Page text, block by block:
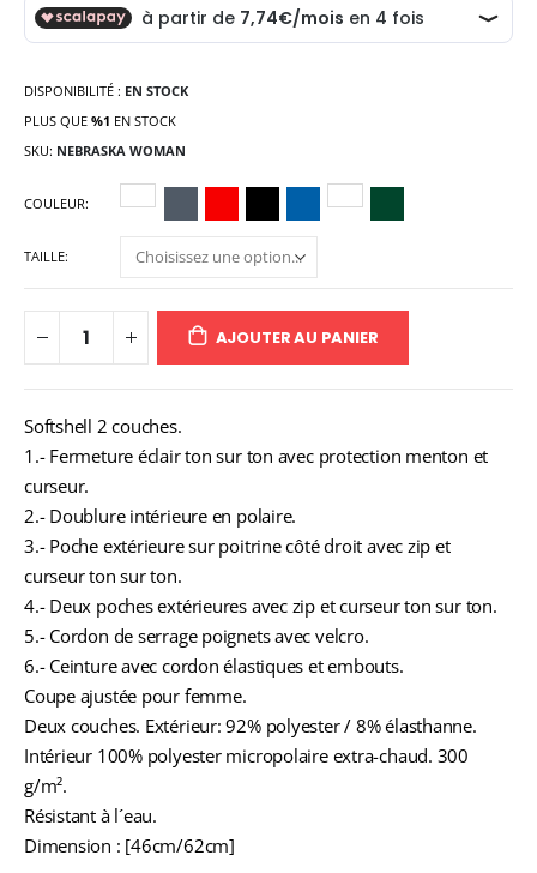
DISPONIBILITÉ : EN STOCK
PLUS QUE %1 EN STOCK
SKU NEBRASKA WOMAN
COULEUR
TAILLE
AJOUTER AU PANIER
Softshell 2 couches.
1.- Fermeture éclair ton sur ton avec protection menton et
curseur.
2.- Doublure intérieure en polaire.
3.- Poche extérieure sur poitrine côté droit avec zip et
curseur ton sur ton.
4.- Deux poches extérieures avec zip et curseur ton sur ton.
5.- Cordon de serrage poignets avec velcro.
6.- Ceinture avec cordon élastiques et embouts.
Coupe ajustée pour femme.
Deux couches. Extérieur: 92% polyester / 8% élasthanne.
Intérieur 100% polyester micropolaire extra-chaud. 300
g/m².
Résistant à l´eau.
Dimension : [46cm/62cm]